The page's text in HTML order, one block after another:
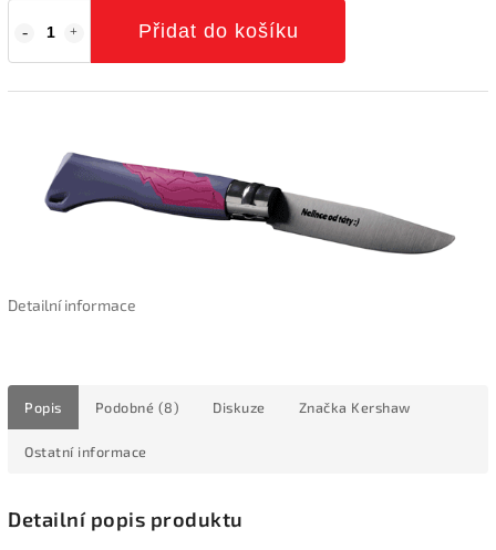
Přidat do košíku
Detailní informace
Popis Podobné (8) Diskuze Značka Kershaw
Ostatní informace
Detailní popis produktu